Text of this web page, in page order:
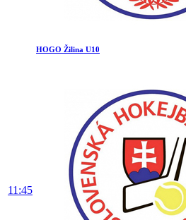
HOGO Žilina U10
11:45